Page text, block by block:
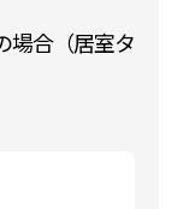
場合（居室タ